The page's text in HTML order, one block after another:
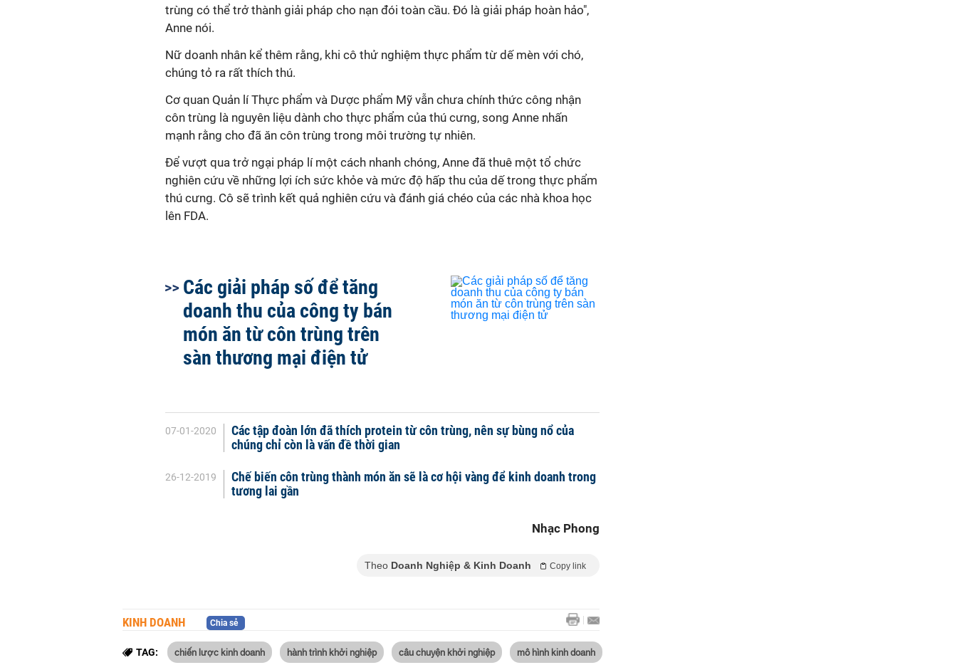
trùng có thể trở thành giải pháp cho nạn đói toàn cầu. Đó là giải pháp hoàn hảo",
Anne nói.
Nữ doanh nhân kể thêm rằng, khi cô thử nghiệm thực phẩm từ dế mèn với chó,
chúng tỏ ra rất thích thú.
Cơ quan Quản lí Thực phẩm và Dược phẩm Mỹ vẫn chưa chính thức công nhận
côn trùng là nguyên liệu dành cho thực phẩm của thú cưng, song Anne nhấn
mạnh rằng cho đã ăn côn trùng trong môi trường tự nhiên.
Để vượt qua trở ngại pháp lí một cách nhanh chóng, Anne đã thuê một tổ chức
nghiên cứu về những lợi ích sức khỏe và mức độ hấp thu của dế trong thực phẩm
thú cưng. Cô sẽ trình kết quả nghiên cứu và đánh giá chéo của các nhà khoa học
lên FDA.
Các giải pháp số để tăng
doanh thu của công ty bán
món ăn từ côn trùng trên
sàn thương mại điện tử
07-01-2020
Các tập đoàn lớn đã thích protein từ côn trùng, nên sự bùng nổ của
chúng chỉ còn là vấn đề thời gian
26-12-2019
Chế biến côn trùng thành món ăn sẽ là cơ hội vàng để kinh doanh trong
tương lai gần
Nhạc Phong
Theo Doanh Nghiệp & Kinh Doanh Copy link
KINH DOANH Chia sẻ
TAG: chiến lược kinh doanh hành trình khởi nghiệp câu chuyện khởi nghiệp mô hình kinh doanh